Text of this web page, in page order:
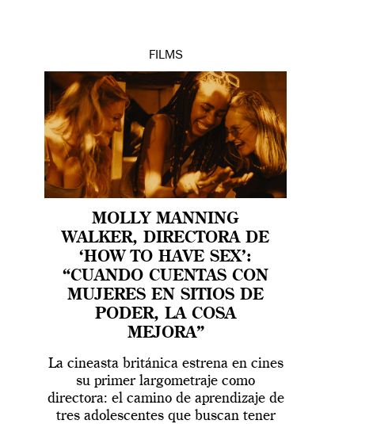
FILMS
MOLLY MANNING
WALKER, DIRECTORA DE
‘HOW TO HAVE SEX’:
“CUANDO CUENTAS CON
MUJERES EN SITIOS DE
PODER, LA COSA
MEJORA”
La cineasta británica estrena en cines
su primer largometraje como
directora: el camino de aprendizaje de
tres adolescentes que buscan tener